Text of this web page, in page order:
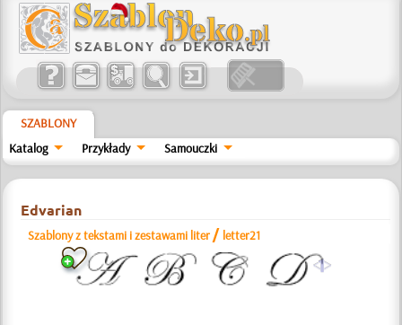
SZABLONY
Katalog
Przykłady Samouczki
Edvarian
Szablony z tekstami i zestawami liter / letter21
a